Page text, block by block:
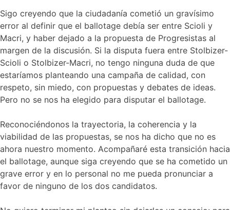
Sigo creyendo que la ciudadanía cometió un gravísimo
error al definir que el ballotage debía ser entre Scioli y
Macri, y haber dejado a la propuesta de Progresistas al
margen de la discusión. Si la disputa fuera entre Stolbizer-
Scioli o Stolbizer-Macri, no tengo ninguna duda de que
estaríamos planteando una campaña de calidad, con
respeto, sin miedo, con propuestas y debates de ideas.
Pero no se nos ha elegido para disputar el ballotage.
Reconociéndonos la trayectoria, la coherencia y la
viabilidad de las propuestas, se nos ha dicho que no es
ahora nuestro momento. Acompañaré esta transición hacia
el ballotage, aunque siga creyendo que se ha cometido un
grave error y en lo personal no me pueda pronunciar a
favor de ninguno de los dos candidatos.